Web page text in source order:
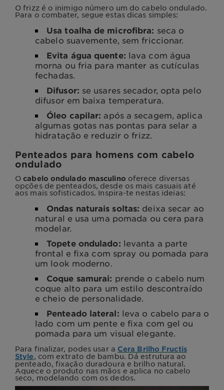
O frizz é o inimigo número um do cabelo ondulado.
Para o combater, segue estas dicas simples:
Usa toalha de microfibra: seca o
cabelo suavemente, sem friccionar.
Evita água quente: lava com água
morna ou fria para manter as cutículas
fechadas.
Difusor: se usares secador, opta pelo
difusor em baixa temperatura.
Óleo capilar: após a secagem, aplica
algumas gotas nas pontas para selar a
hidratação e reduzir o frizz.
Penteados para homens com cabelo
ondulado
Ocabelo ondulado masculino oferece diversas
opções de penteados, desde os mais casuais até
aos mais sofisticados. Inspira-te nestas ideias:
Ondas naturais soltas: deixa secar ao
natural e usa uma pomada ou cera para
modelar.
Topete ondulado: levanta a parte
frontal e fixa com spray ou pomada para
um look moderno.
Coque samurai: prende o cabelo num
coque alto para um estilo descontraído
e cheio de personalidade.
Penteado lateral: leva o cabelo para o
lado com um pente e fixa com gel ou
pomada para um visual elegante.
Para finalizar, podes usar a Cera Brilho Fructis
Style , com extrato de bambu. Dá estrutura ao
penteado, fixação duradoura e brilho natural.
Aquece o produto nas mãos e aplica no cabelo
seco, modelando com os dedos.